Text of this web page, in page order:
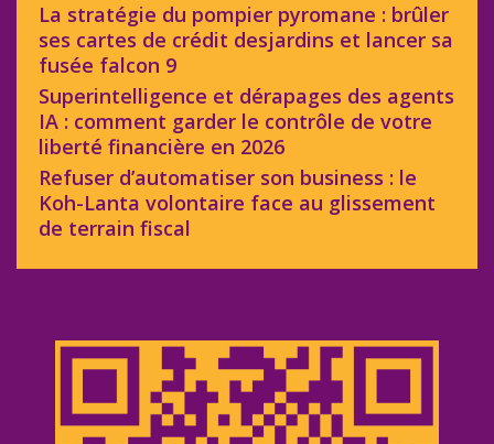
La stratégie du pompier pyromane : brûler
ses cartes de crédit desjardins et lancer sa
fusée falcon 9
Superintelligence et dérapages des agents
IA : comment garder le contrôle de votre
liberté financière en 2026
Refuser d’automatiser son business : le
Koh-Lanta volontaire face au glissement
de terrain fiscal